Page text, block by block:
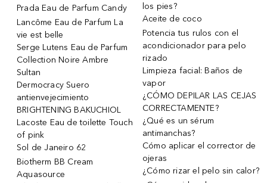
Prada Eau de Parfum Candy
Lancôme Eau de Parfum La
vie est belle
Serge Lutens Eau de Parfum
Collection Noire Ambre
Sultan
Dermocracy Suero
antienvejecimiento
BRIGHTENING BAKUCHIOL
Lacoste Eau de toilette Touch
of pink
Sol de Janeiro 62
Biotherm BB Cream
Aquasource
los pies?
Aceite de coco
Potencia tus rulos con el
acondicionador para pelo
rizado
Limpieza facial: Baños de
vapor
¿CÓMO DEPILAR LAS CEJAS
CORRECTAMENTE?
¿Qué es un sérum
antimanchas?
Cómo aplicar el corrector de
ojeras
¿Cómo rizar el pelo sin calor?